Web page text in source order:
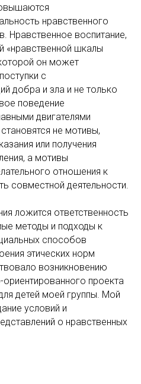
нравственного
Нравственное воспитание,
«нравственной шкалы
он может
с
добра и зла и не только
поведение
двигателями
не мотивы,
или получения
а мотивы
отношения к
совместной деятельности.
ложится ответственность
методы и подходы к
способов
этических норм
возникновению
проекта
детей моей группы. Мой
условий и
о нравственных